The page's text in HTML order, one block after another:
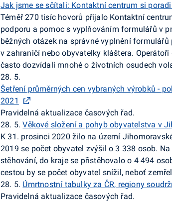
Jak jsme se sčítali: Kontaktní centrum si
Téměř 270 tisíc hovorů přijalo Kontaktní
podporu a pomoc s vyplňováním formulářů v
běžných otázek na správné vyplnění
v zahraničí nebo obyvatelky kláštera.
často dozvídali mnohé o životních osudech
28. 5.
Šetření průměrných cen vybraných výrobků -
2021
Pravidelná aktualizace časových řad.
28. 5.Věkové složení a pohyb obyvatelstva v
K 31. prosinci 2020 žilo na území
2019 se počet obyvatel zvýšil o 3 338 osob.
stěhování, do kraje se přistěhovalo o 4 494
cestou by se počet obyvatel snížil, neboť
28. 5. Úmrtnostní tabulky za ČR, regiony
Pravidelná aktualizace časových řad.